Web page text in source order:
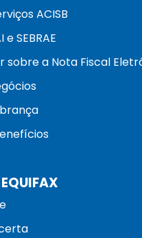
ACISB
SEBRAE
a Nota Fiscal